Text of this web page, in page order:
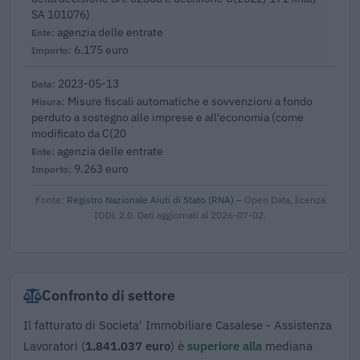
SA 101076)
agenzia delle entrate
6.175 euro
2023-05-13
Misure fiscali automatiche e sovvenzioni a fondo
perduto a sostegno alle imprese e all'economia (come
modificato da C(20
agenzia delle entrate
9.263 euro
Fonte: Registro Nazionale Aiuti di Stato (RNA) – Open Data, licenza
IODL 2.0. Dati aggiornati al 2026-07-02.
Confronto di settore
Il fatturato di Societa' Immobiliare Casalese - Assistenza
Lavoratori (1.841.037 euro) è superiore alla mediana